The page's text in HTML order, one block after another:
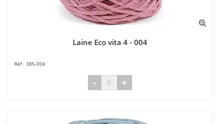
Laine Eco vita 4 - 004
385-004
- +